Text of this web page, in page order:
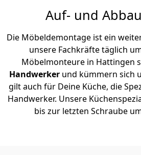
Auf- und
Die Möbeldemontage ist ein
unsere Fachkräfte täglich
Möbelmonteure in Hattingen
Handwerker und kümmern sich
gilt auch für Deine Küche, die
Handwerker. Unsere
bis zur letzten Schraube